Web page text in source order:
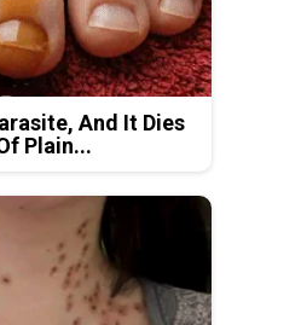
And It Dies
Plain...